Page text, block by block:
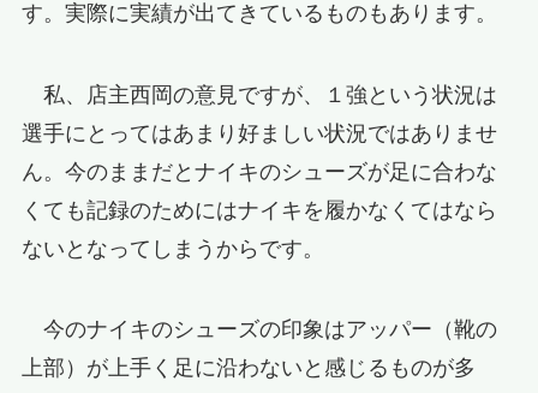
す。実際に実績が出てきているものもあります。
私、店主西岡の意見ですが、１強という状況は
選手にとってはあまり好ましい状況ではありませ
ん。今のままだとナイキのシューズが足に合わな
くても記録のためにはナイキを履かなくてはなら
ないとなってしまうからです。
今のナイキのシューズの印象はアッパー（靴の
上部）が上手く足に沿わないと感じるものが多